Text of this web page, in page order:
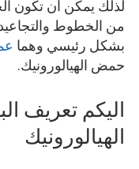
لذلك يمكن أن تكون
من الخطوط
بشكل رئيسي وهما
حمض الهيالورونيك.
اليكم تعريف
الهيالورونيك